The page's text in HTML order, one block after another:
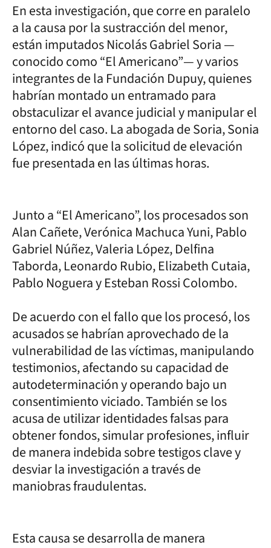
En esta investigación, que corre en paralelo
a la causa por la sustracción del menor,
están imputados Nicolás Gabriel Soria —
conocido como “El Americano”— y varios
integrantes de la Fundación Dupuy, quienes
habrían montado un entramado para
obstaculizar el avance judicial y manipular el
entorno del caso. La abogada de Soria, Sonia
López, indicó que la solicitud de elevación
fue presentada en las últimas horas.
Junto a “El Americano”, los procesados son
Alan Cañete, Verónica Machuca Yuni, Pablo
Gabriel Núñez, Valeria López, Delfina
Taborda, Leonardo Rubio, Elizabeth Cutaia,
Pablo Noguera y Esteban Rossi Colombo.
De acuerdo con el fallo que los procesó, los
acusados se habrían aprovechado de la
vulnerabilidad de las víctimas, manipulando
testimonios, afectando su capacidad de
autodeterminación y operando bajo un
consentimiento viciado. También se los
acusa de utilizar identidades falsas para
obtener fondos, simular profesiones, influir
de manera indebida sobre testigos clave y
desviar la investigación a través de
maniobras fraudulentas.
Esta causa se desarrolla de manera